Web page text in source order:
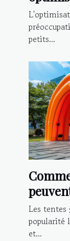
petits
petits...
Les tentes
popularité
et...